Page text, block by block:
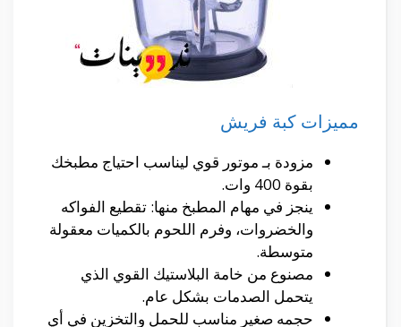
مميزات كبة فريش
مزودة بـ موتور قوي ليناسب احتياج مطبخك
بقوة 400 وات.
ينجز في مهام المطبخ منها: تقطيع الفواكه
والخضروات، وفرم اللحوم بالكميات معقولة
متوسطة.
مصنوع من خامة البلاستيك القوي الذي
يتحمل الصدمات بشكل عام.
حجمه صغير مناسب للحمل والتخزين في أي